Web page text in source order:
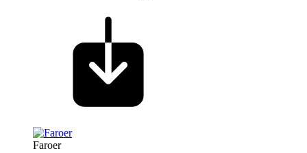
Faroer